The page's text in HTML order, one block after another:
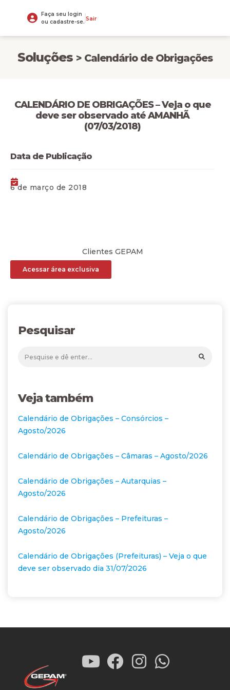
Faça seu login
ou cadastre-se. Sair
Soluções > Calendário de Obrigações
CALENDÁRIO DE OBRIGAÇÕES – Veja o que
deve ser observado até AMANHÃ
(07/03/2018)
Data de Publicação
6 de março de 2018
Clientes GEPAM
Acessar área exclusiva
Pesquisar
Veja também
Calendário de Obrigações – Consórcios –
Agosto/2026
Calendário de Obrigações – Câmaras – Agosto/2026
Calendário de Obrigações – Autarquias –
Agosto/2026
Calendário de Obrigações – Prefeituras –
Agosto/2026
Calendário de Obrigações (Prefeituras) – Veja o que
deve ser observado dia 31/07/2026